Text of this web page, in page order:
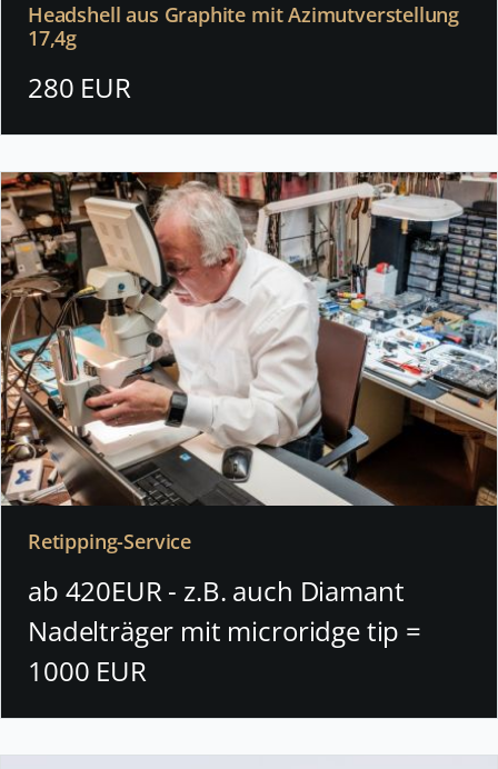
Headshell aus Graphite mit Azimutverstellung
17,4g
280 EUR
Retipping-Service
ab 420EUR - z.B. auch Diamant
Nadelträger mit microridge tip =
1000 EUR